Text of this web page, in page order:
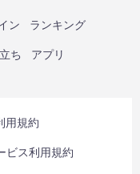
ン ランキング
ち アプリ
用規約
ビス利用規約